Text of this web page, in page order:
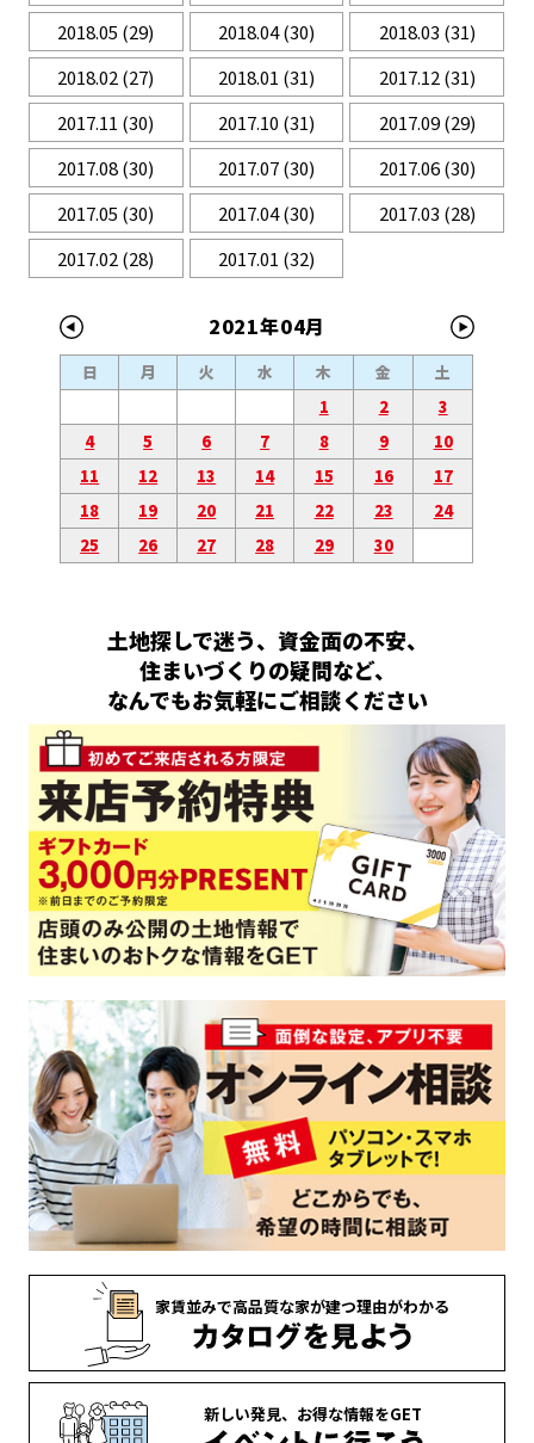
2018.05 (29) 2018.04(30) 2018.03 (31)
2018.02(27) 2018.01 (31) 2017.12(31)
2017.11 (30) 2017.10 (31) 2017.09(29)
2017.08(30) 2017.07(30) 2017.06(30)
2017.05 (30) 2017.04(30) 2017.03 (28)
2017.02(28) 2017.01 (32)
2021年04月
日 月 火 水 木 金
土
1
2
3
4
5 6 7 8 9
10
11
12 13 14 15 16
17
18
19 20 21 22 23
24
25
26 27 28 29 30
土地探しで迷う、資金面の不安、
住まいづくりの疑問など、
なんでもお気軽にご相談ください
家賃並みで高品質な家が建つ理由がわかる
新しい発見、 お得な情報をGET